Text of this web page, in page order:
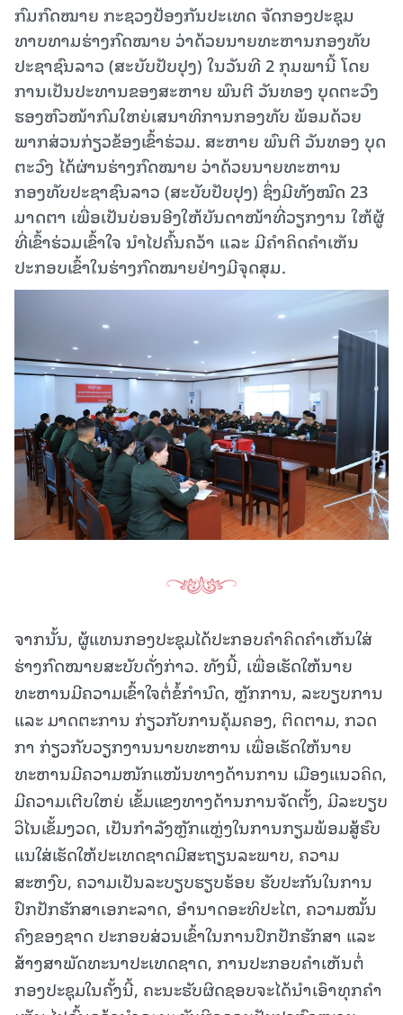
ກົມກົດໝາຍ ກະຊວງປ້ອງກັນປະເທດ ຈັດກອງປະຊຸມ
ທາບທາມຮ່າງກົດໝາຍ ວ່າດ້ວຍນາຍທະຫານກອງທັບ
ປະຊາຊົນລາວ (ສະບັບປັບປຸງ) ໃນວັນທີ 2 ກຸມພານີ້ ໂດຍ
ການເປັນປະທານຂອງສະຫາຍ ພົນຕີ ວັນທອງ ບຸດຕະວົງ
ຮອງຫົວໜ້າກົມໃຫຍ່ເສນາທິການກອງທັບ ພ້ອມດ້ວຍ
ພາກສ່ວນກ່ຽວຂ້ອງເຂົ້າຮ່ວມ. ສະຫາຍ ພົນຕີ ວັນທອງ ບຸດ
ຕະວົງ ໄດ້ຜ່ານຮ່າງກົດໝາຍ ວ່າດ້ວຍນາຍທະຫານ
ກອງທັບປະຊາຊົນລາວ (ສະບັບປັບປຸງ) ຊຶ່ງມີທັງໝົດ 23
ມາດຕາ ເພື່ອເປັນບ່ອນອີງໃຫ້ບັນດາໜ້າທີ່ວຽກງານ ໃຫ້ຜູ້
ທີ່ເຂົ້າຮ່ວມເຂົ້າໃຈ ນໍາໄປຄົ້ນຄວ້າ ແລະ ມີຄຳຄິດຄໍາເຫັນ
ປະກອບເຂົ້າໃນຮ່າງກົດໝາຍຢ່າງມີຈຸດສຸມ.
ຈາກນັ້ນ, ຜູ້ແທນກອງປະຊຸມໄດ້ປະກອບຄໍາຄິດຄໍາເຫັນໃສ່
ຮ່າງກົດໝາຍສະບັບດັ່ງກ່າວ. ທັງນີ້, ເພື່ອເຮັດໃຫ້ນາຍ
ທະຫານມີຄວາມເຂົ້າໃຈຕໍ່ຂໍ້ກຳນົດ, ຫຼັກການ, ລະບຽບການ
ແລະ ມາດຕະການ ກ່ຽວກັບການຄຸ້ມຄອງ, ຕິດຕາມ, ກວດ
ກາ ກ່ຽວກັບວຽກງານນາຍທະຫານ ເພື່ອເຮັດໃຫ້ນາຍ
ທະຫານມີຄວາມໜັກແໜ້ນທາງດ້ານການ ເມືອງແນວຄິດ,
ມີຄວາມເຕີບໃຫຍ່ ເຂັ້ມແຂງທາງດ້ານການຈັດຕັ້ງ, ມີລະບຽບ
ວິໄນເຂັ້ມງວດ, ເປັນກຳລັງຫຼັກແຫຼ່ງໃນການກຽມພ້ອມສູ້ຮົບ
ແນໃສ່ເຮັດໃຫ້ປະເທດຊາດມີສະຖຽນລະພາບ, ຄວາມ
ສະຫງົບ, ຄວາມເປັນລະບຽບຮຽບຮ້ອຍ ຮັບປະກັນໃນການ
ປົກປັກຮັກສາເອກະລາດ, ອຳນາດອະທິປະໄຕ, ຄວາມໝັ້ນ
ຄົງຂອງຊາດ ປະກອບສ່ວນເຂົ້າໃນການປົກປັກຮັກສາ ແລະ
ສ້າງສາພັດທະນາປະເທດຊາດ, ການປະກອບຄໍາເຫັນຕໍ່
ກອງປະຊຸມໃນຄັ້ງນີ້, ຄະນະຮັບຜິດຊອບຈະໄດ້ນໍາເອົາທຸກຄໍາ